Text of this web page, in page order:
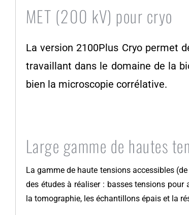
MET (200 kV) pour cryo
La version 2100Plus Cryo permet
travaillant dans le domaine de la
bien la microscopie corrélative.
Large gamme de hautes
La gamme de haute tensions accessibles
des études à réaliser : basses tensions pour
la tomographie, les échantillons épais et la